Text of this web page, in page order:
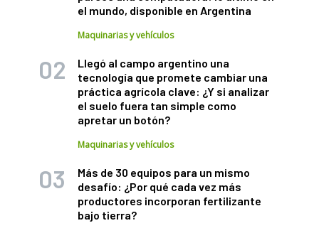
el mundo, disponible en Argentina
Maquinarias y vehículos
Llegó al campo argentino una
tecnología que promete cambiar una
práctica agrícola clave: ¿Y si analizar
el suelo fuera tan simple como
apretar un botón?
Maquinarias y vehículos
Más de 30 equipos para un mismo
desafío: ¿Por qué cada vez más
productores incorporan fertilizante
bajo tierra?